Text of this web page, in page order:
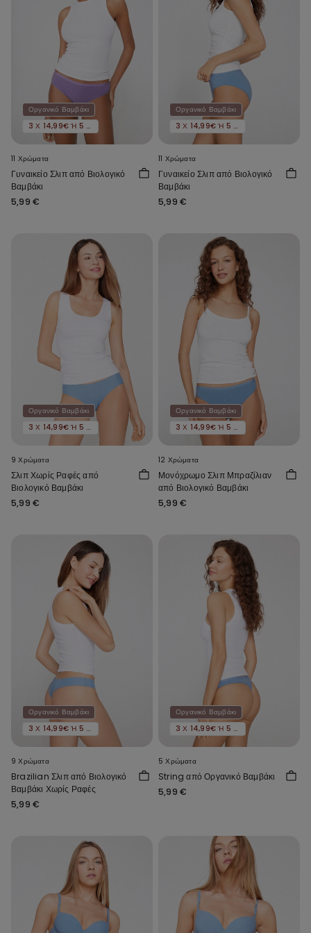
Οργανικό Βαμβάκι
3 Χ 14,99€ Ή 5 Χ 22,99€
11 Χρώματα
Γυναικείο Σλιπ από Βιολογικό
Βαμβάκι
5,99 €
Οργανικό Βαμβάκι
3 Χ 14,99€ Ή 5 Χ 22,99€
11 Χρώματα
Γυναικείο Σλιπ από Βιολογικό
Βαμβάκι
5,99 €
Οργανικό Βαμβάκι
3 Χ 14,99€ Ή 5 Χ 22,99€
9 Χρώματα
Σλιπ Χωρίς Ραφές από
Βιολογικό Βαμβάκι
5,99 €
Οργανικό Βαμβάκι
3 Χ 14,99€ Ή 5 Χ 22,99€
12 Χρώματα
Μονόχρωμο Σλιπ Μπραζίλιαν
από Βιολογικό Βαμβάκι
5,99 €
Οργανικό Βαμβάκι
3 Χ 14,99€ Ή 5 Χ 22,99€
9 Χρώματα
Brazilian Σλιπ από Βιολογικό
Βαμβάκι Χωρίς Ραφές
5,99 €
Οργανικό Βαμβάκι
3 Χ 14,99€ Ή 5 Χ 22,99€
5 Χρώματα
String από Οργανικό Βαμβάκι
5,99 €